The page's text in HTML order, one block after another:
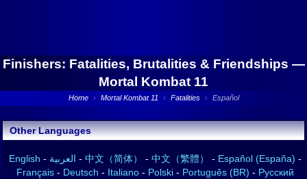
Finishers: Fatalities, Brutalities & Friendships —
Mortal Kombat 11
Home › Mortal Kombat 11 › Fatalities › Español
Other Languages
English - العربية - 中文（简体） - 中文（繁體） - Español (España) -
Français- Deutsch - Italiano- Polski- Português (BR) - Русский